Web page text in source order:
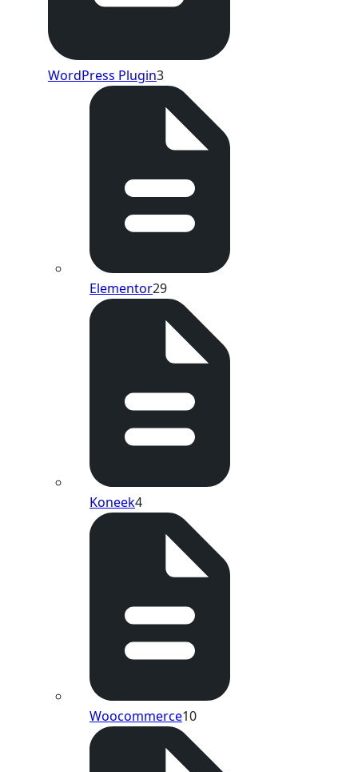
WordPress Plugin3
Elementor29
Koneek4
Woocommerce10